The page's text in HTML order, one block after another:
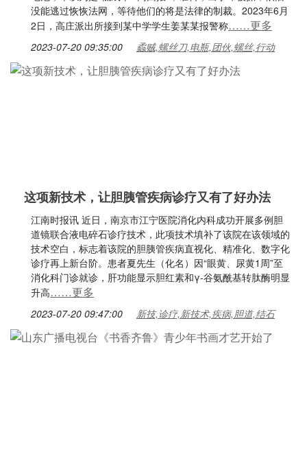
没能逃过恢恢法网，等待他们的将是法律的制裁。2023年6月
2日，高庄派出所接到某中学学生姜某某报警称……更多
2023-07-20 09:35:00 蟊贼,螺丝刀,电瓶,团伙,螺丝,行动
这项新技术，让胆胰管疾病诊疗又有了好办法
江南时报讯 近日，南京市江宁医院消化内科成功开展多例胆
道镜联合液电碎石诊疗技术，此项技术填补了该院在该领域的
技术空白，标志着该院的胆胰管疾病直视化、精准化、数字化
诊疗再上新台阶。患者夏先生（化名）因“眼黄、尿黄1周”至
消化科门诊就诊，肝功能显示胆红素和γ-谷氨酰基转肽酶明显
升高……更多
2023-07-20 09:47:00 新技,诊疗,新技术,疾病,胆道,结石